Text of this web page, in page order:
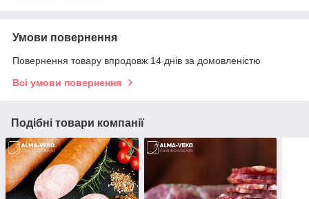
Умови повернення
Повернення товару впродовж 14 днів за домовленістю
Всі умови повернення
Подібні товари компанії